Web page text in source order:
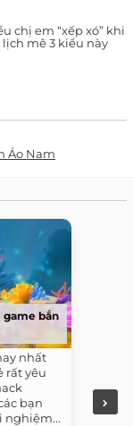
chị em “xếp xó” khi
mê 3 kiểu này
Áo Nam
game bắn
nhất
rất yêu
bạn
nghiệm...